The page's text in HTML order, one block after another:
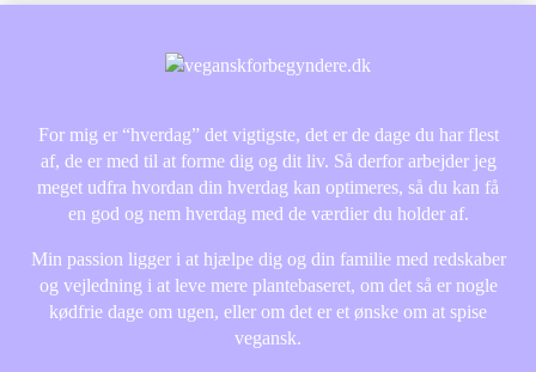
For mig er “hverdag” det vigtigste, det er de dage du har flest
af, de er med til at forme dig og dit liv. Så derfor arbejder jeg
meget udfra hvordan din hverdag kan optimeres, så du kan få
en god og nem hverdag med de værdier du holder af.
Min passion ligger i at hjælpe dig og din familie med redskaber
og vejledning i at leve mere plantebaseret, om det så er nogle
kødfrie dage om ugen, eller om det er et ønske om at spise
vegansk.